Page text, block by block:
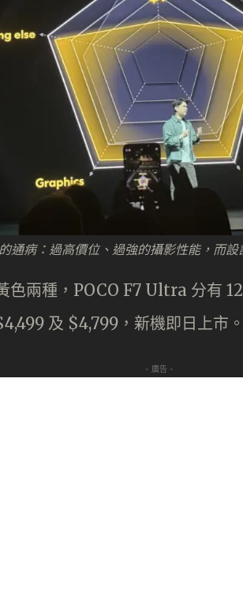
通病：過高價位、過強的攝影性能，而
兩種，POCO F7 Ultra 分有
及 $4,799，新機即日上市。
- 廣告 -